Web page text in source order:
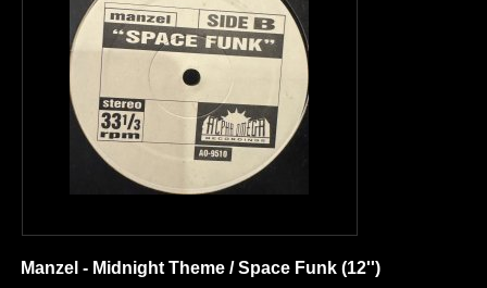
Manzel - Midnight Theme / Space Funk (12'')